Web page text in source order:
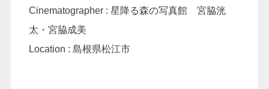
Cinematographer : 星降る森の写真館 宮脇洸
太・宮脇成美
Location : 島根県松江市